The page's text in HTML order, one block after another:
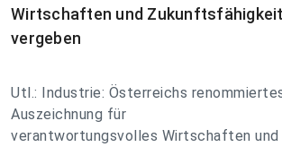
Wirtschaften und Zukunftsfähigkeit
vergeben
Utl.: Industrie: Österreichs
Auszeichnung für
verantwortungsvolles Wirtschaften und